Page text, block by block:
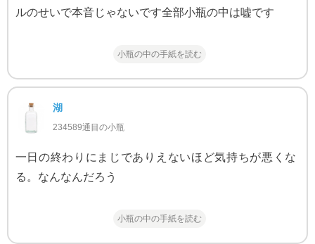
ルのせいで本音じゃないです全部小瓶の中は嘘です
小瓶の中の手紙を読む
湖
234589通目の小瓶
一日の終わりにまじでありえないほど気持ちが悪くな
る。なんなんだろう
小瓶の中の手紙を読む